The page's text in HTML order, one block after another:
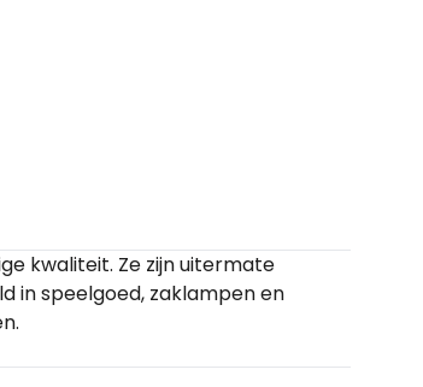
kwaliteit. Ze zijn uitermate
in speelgoed, zaklampen en